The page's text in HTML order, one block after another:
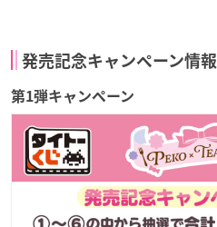
発売記念キャンペーン情報
第1弾キャンペーン